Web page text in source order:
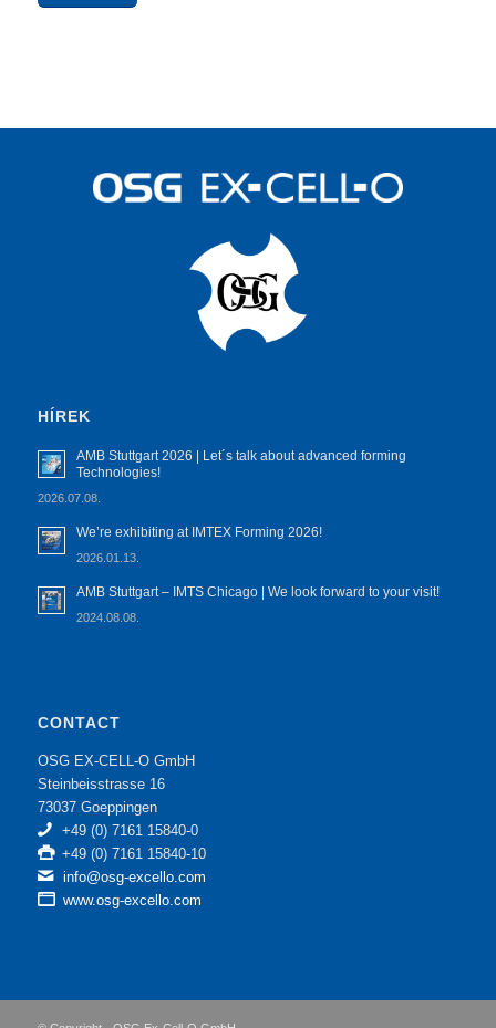
HÍREK
AMB Stuttgart 2026 | Let´s talk about advanced forming
Technologies!
2026.07.08.
We’re exhibiting at IMTEX Forming 2026!
2026.01.13.
AMB Stuttgart – IMTS Chicago | We look forward to your visit!
2024.08.08.
CONTACT
OSG EX-CELL-O GmbH
Steinbeisstrasse 16
73037 Goeppingen
+49 (0) 7161 15840-0
+49 (0) 7161 15840-10
info@osg-excello.com
www.osg-excello.com